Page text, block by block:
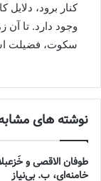
کنار برود،
وجود دارد. تا آن
سکوت، فضیلت
نوشته های
طوفان الاقصی و
خامنه‌ای، ب. بی‌نیاز